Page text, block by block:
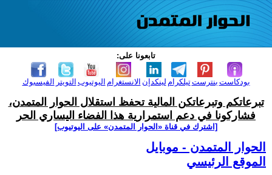
تابعونا على:
الفيسبوك التويتر اليوتيوب الانستغرام لينكدإن تيلكرامبنترست بودكاست
تبرعاتكم وتبرعاتكن المالية تحفظ استقلال الحوار المتمدن،
فشاركونا في دعم استمرارية هذا الفضاء اليساري الحر
[اشترك في قناة ‫«الحوار المتمدن» على اليوتيوب]
الحوار المتمدن - موبايل
الموقع الرئيسي